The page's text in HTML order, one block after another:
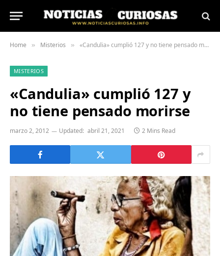
Home » Misterios » «Candulia» cumplió 127 y no tiene pensado morirse
MISTERIOS
«Candulia» cumplió 127 y
no tiene pensado morirse
marzo 2, 2012 Updated: abril 21, 2021 2 Mins Read